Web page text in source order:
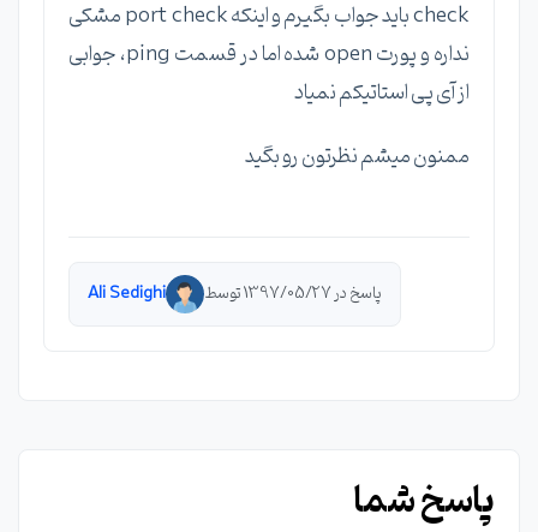
check باید جواب بگیرم و اینکه port check مشکی
نداره و پورت open شده اما در قسمت ping، جوابی
از آی پی استاتیکم نمیاد
ممنون میشم نظرتون رو بگید
پاسخ در 1397/05/27 توسط Ali Sedighi
پاسخ شما